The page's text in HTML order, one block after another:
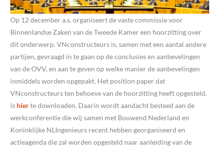
Op 12 december a.s. organiseert de vaste commissie voor
Binnenlandse Zaken van de Tweede Kamer een hoorzitting over
dit onderwerp. VNconstructeurs is, samen met een aantal andere
partijen, gevraagd in te gaan op de conclusies en aanbevelingen
van de OVV, en aan te geven op welke manier de aanbevelingen
inmiddels worden opgepakt. Het position paper dat
VNconstructeurs ten behoeve van de hoorzitting heeft opgesteld,
is hierte downloaden. Daarin wordt aandacht besteed aan de
werkconferentie die wij samen met Bouwend Nederland en
Koninklijke NLIngenieurs recent hebben georganiseerd en
actieagenda die zal worden opgesteld naar aanleiding van de